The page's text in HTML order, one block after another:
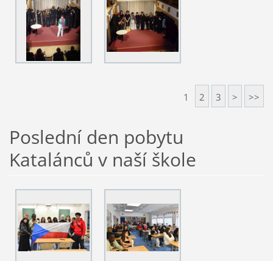
1 2 3 > >>
Poslední den pobytu
Katalánců v naší škole